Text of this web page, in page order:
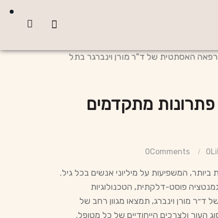
מתקדמים
0
0Comments
המשפיעות על מיליוני אנשים בכל גיל.
פוסט-דלקתית, הטכנולוגיות
ד״ר מורן וינברג, תמצאו מגוון רחב של
ולצרכים הייחודיים של כל מטופל.